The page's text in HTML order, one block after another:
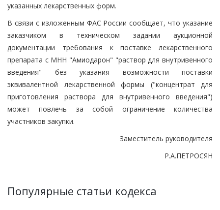
указанных лекарственных форм.
В связи с изложенным ФАС России сообщает, что указание
заказчиком в техническом задании аукционной
документации требования к поставке лекарственного
препарата с МНН "Амиодарон" "раствор для внутривенного
введения" без указания возможности поставки
эквивалентной лекарственной формы ("концентрат для
приготовления раствора для внутривенного введения")
может повлечь за собой ограничение количества
участников закупки.
Заместитель руководителя
Р.А.ПЕТРОСЯН
Популярные статьи кодекса